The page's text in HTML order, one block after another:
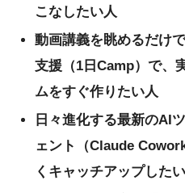
こなしたい人
動画講義を眺めるだけ
支援（1日Camp）で、
ムをすぐ作りたい人
日々進化する最新のAI
ェント（Claude
くキャッチアップした